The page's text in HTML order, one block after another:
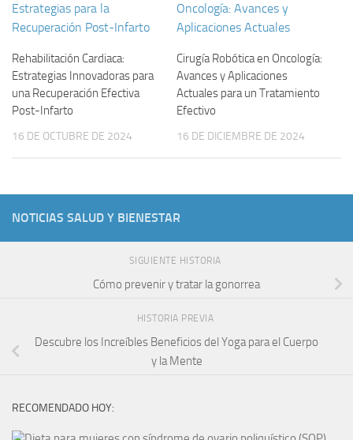
Rehabilitación Cardiaca:
Estrategias Innovadoras para
una Recuperación Efectiva
Post-Infarto
16 DE OCTUBRE DE 2024
Cirugía Robótica en Oncología:
Avances y Aplicaciones
Actuales para un Tratamiento
Efectivo
16 DE DICIEMBRE DE 2024
NOTICIAS SALUD Y BIENESTAR
SIGUIENTE HISTORIA
Cómo prevenir y tratar la gonorrea
HISTORIA PREVIA
Descubre los Increíbles Beneficios del Yoga para el Cuerpo
y la Mente
RECOMENDADO HOY: